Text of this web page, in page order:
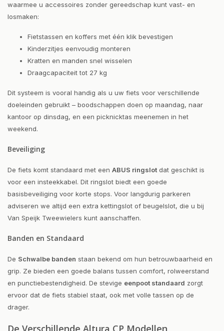
waarmee u accessoires zonder gereedschap kunt vast- en
losmaken:
Fietstassen en koffers met één klik bevestigen
Kinderzitjes eenvoudig monteren
Kratten en manden snel wisselen
Draagcapaciteit tot 27 kg
Dit systeem is vooral handig als u uw fiets voor verschillende
doeleinden gebruikt – boodschappen doen op maandag, naar
kantoor op dinsdag, en een picknicktas meenemen in het
weekend.
Beveiliging
De fiets komt standaard met een ABUS ringslot dat geschikt is
voor een insteekkabel. Dit ringslot biedt een goede
basisbeveiliging voor korte stops. Voor langdurig parkeren
adviseren we altijd een extra kettingslot of beugelslot, die u bij
Van Speijk Tweewielers kunt aanschaffen.
Banden en Standaard
De Schwalbe banden staan bekend om hun betrouwbaarheid en
grip. Ze bieden een goede balans tussen comfort, rolweerstand
en punctiebestendigheid. De stevige eenpoot standaard zorgt
ervoor dat de fiets stabiel staat, ook met volle tassen op de
drager.
De Verschillende Altura CP Modellen